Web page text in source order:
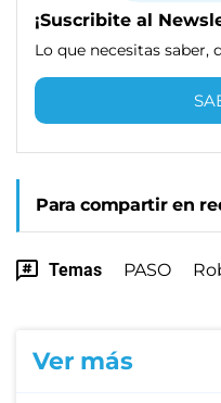
¡Suscribite al
Lo que necesitas saber,
Para compartir en
Temas PASO
Ver más